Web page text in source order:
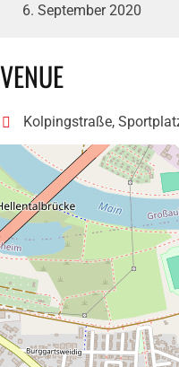
6. September 2020
VENUE
Kolpingstraße,